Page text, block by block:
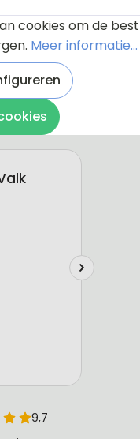
cookies om de best
Meer informatie...